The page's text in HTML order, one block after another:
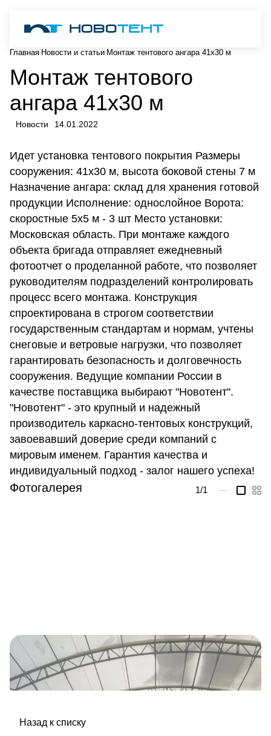
Главная Новости и статьи Монтаж тентового ангара 41х30 м
Монтаж тентового
ангара 41х30 м
Новости 14.01.2022
Идет установка тентового покрытия Размеры
сооружения: 41х30 м, высота боковой стены 7 м
Назначение ангара: склад для хранения готовой
продукции Исполнение: однослойное Ворота:
скоростные 5х5 м - 3 шт Место установки:
Московская область. При монтаже каждого
объекта бригада отправляет ежедневный
фотоотчет о проделанной работе, что позволяет
руководителям подразделений контролировать
процесс всего монтажа. Конструкция
спроектирована в строгом соответствии
государственным стандартам и нормам, учтены
снеговые и ветровые нагрузки, что позволяет
гарантировать безопасность и долговечность
сооружения. Ведущие компании России в
качестве поставщика выбирают "Новотент".
"Новотент" - это крупный и надежный
производитель каркасно-тентовых конструкций,
завоевавший доверие среди компаний с
мировым именем. Гарантия качества и
индивидуальный подход - залог нашего успеха!
Фотогалерея 1/1 —
Назад к списку